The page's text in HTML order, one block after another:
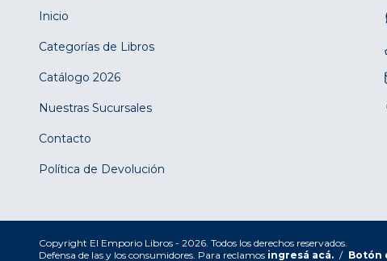
Inicio
Categorías de Libros
Catálogo 2026
Nuestras Sucursales
Contacto
Política de Devolución
Copyright El Emporio Libros - 2026. Todos los derechos reservados.
Defensa de las y los consumidores. Para reclamos ingresá acá. / Botón